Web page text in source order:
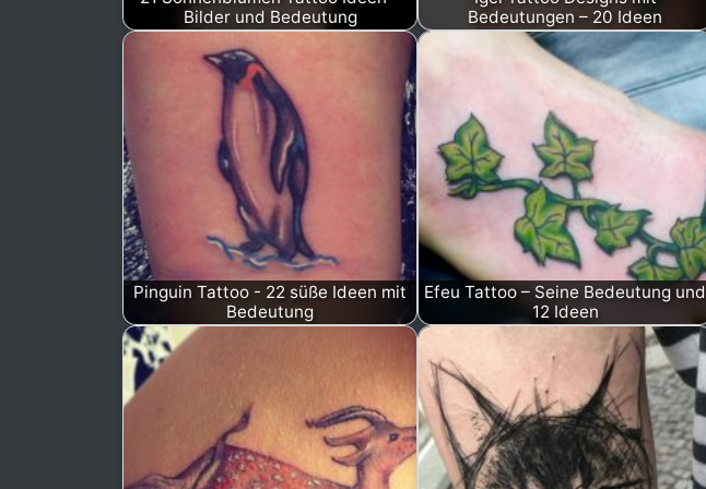
Bilder und Bedeutung
Bedeutungen – 20 Ideen
Pinguin Tattoo - 22 süße Ideen mit
Bedeutung
Efeu Tattoo – Seine Bedeutung und
12 Ideen